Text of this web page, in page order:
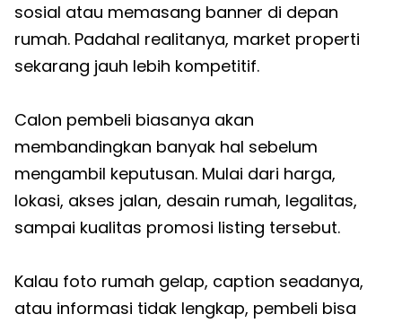
sosial atau memasang banner di depan
rumah. Padahal realitanya, market properti
sekarang jauh lebih kompetitif.
Calon pembeli biasanya akan
membandingkan banyak hal sebelum
mengambil keputusan. Mulai dari harga,
lokasi, akses jalan, desain rumah, legalitas,
sampai kualitas promosi listing tersebut.
Kalau foto rumah gelap, caption seadanya,
atau informasi tidak lengkap, pembeli bisa